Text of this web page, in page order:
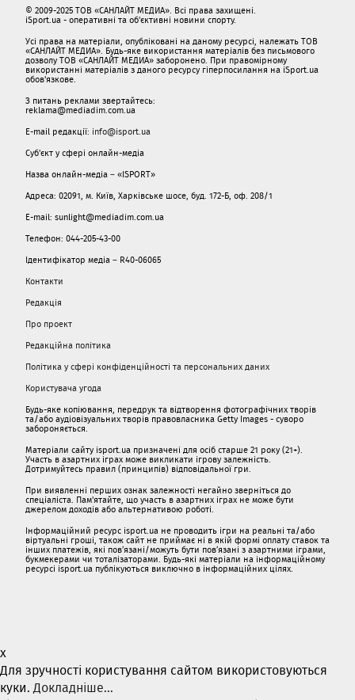
© 2009-2025 ТОВ «САНЛАЙТ МЕДИА». Всі права захищені.
iSport.ua - оперативні та об'єктивні новини спорту.
Усі права на матеріали, опубліковані на даному ресурсі, належать ТОВ
«САНЛАЙТ МЕДИА». Будь-яке використання матеріалів без письмового
дозволу ТОВ «САНЛАЙТ МЕДИА» заборонено. При правомірному
використанні матеріалів з даного ресурсу гіперпосилання на iSport.ua
обов'язкове.
З питань реклами звертайтесь:
reklama@mediadim.com.ua
E-mail редакції: info@isport.ua
Суб'єкт у сфері онлайн-медіа
Назва онлайн-медіа – «ISPORT»
Адреса: 02091, м. Київ, Харківське шосе, буд. 172-Б, оф. 208/1
E-mail: sunlight@mediadim.com.ua
Телефон: 044-205-43-00
Ідентифікатор медіа – R40-06065
Контакти
Редакція
Про проект
Редакційна політика
Політика у сфері конфіденційності та персональних даних
Користувача угода
Будь-яке копіювання, передрук та відтворення фотографічних творів
та/або аудіовізуальних творів правовласника Getty Images - суворо
забороняється.
Матеріали сайту isport.ua призначені для осіб старше 21 року (21+).
Участь в азартних іграх може викликати ігрову залежність.
Дотримуйтесь правил (принципів) відповідальної гри.
При виявленні перших ознак залежності негайно зверніться до
спеціаліста. Пам'ятайте, що участь в азартних іграх не може бути
джерелом доходів або альтернативою роботі.
Інформаційний ресурс isport.ua не проводить ігри на реальні та/або
віртуальні гроші, також сайт не приймає ні в якій формі оплату ставок та
інших платежів, які пов’язані/можуть бути пов’язані з азартними іграми,
букмекерами чи тоталізаторами. Будь-які матеріали на інформаційному
ресурсі isport.ua публікуються виключно в інформаційних цілях.
x
Для зручності користування сайтом використовуються
куки.Докладніше...